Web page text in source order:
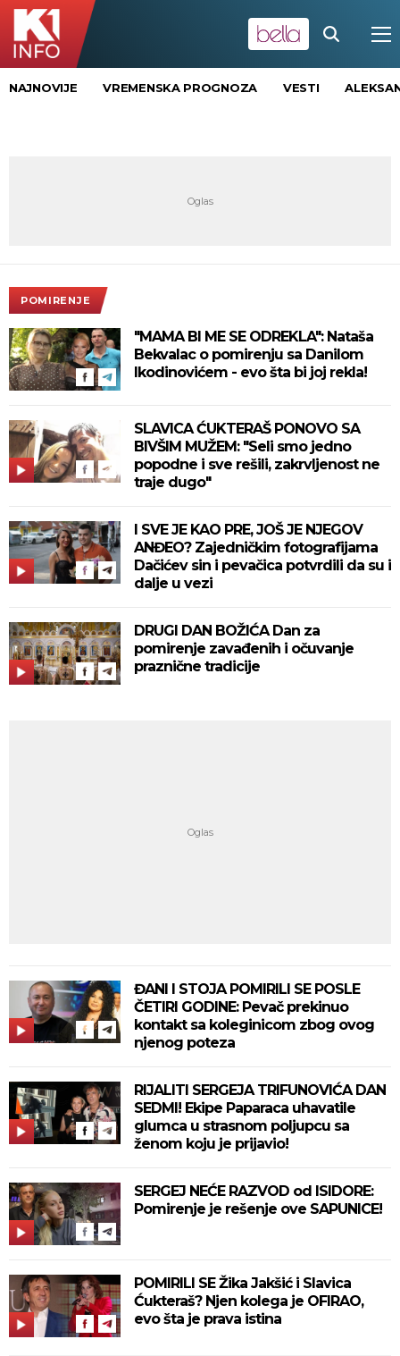
NAJNOVIJE VREMENSKA PROGNOZA VESTI
POMIRENJE
"MAMA BI ME SE ODREKLA": Nataša
Bekvalac o pomirenju sa Danilom
Ikodinovićem - evo šta bi joj rekla!
SLAVICA ĆUKTERAŠ PONOVO SA
BIVŠIM MUŽEM: "Seli smo jedno
popodne i sve rešili, zakrvljenost ne
traje dugo"
I SVE JE KAO PRE, JOŠ JE NJEGOV
ANĐEO? Zajedničkim fotografijama
Dačićev sin i pevačica potvrdili da su i
dalje u vezi
DRUGI DAN BOŽIĆA Dan za
pomirenje zavađenih i očuvanje
praznične tradicije
ĐANI I STOJA POMIRILI SE POSLE
ČETIRI GODINE: Pevač prekinuo
kontakt sa koleginicom zbog ovog
njenog poteza
RIJALITI SERGEJA TRIFUNOVIĆA DAN
SEDMI! Ekipe Paparaca uhavatile
glumca u strasnom poljupcu sa
ženom koju je prijavio!
SERGEJ NEĆE RAZVOD od ISIDORE:
Pomirenje je rešenje ove SAPUNICE!
POMIRILI SE Žika Jakšić i Slavica
Ćukteraš? Njen kolega je OFIRAO,
evo šta je prava istina